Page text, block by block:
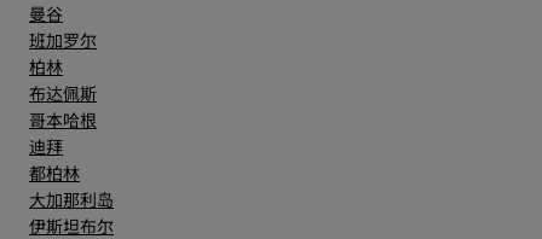
曼谷
班加罗尔
柏林
布达佩斯
哥本哈根
迪拜
都柏林
大加那利岛
伊斯坦布尔